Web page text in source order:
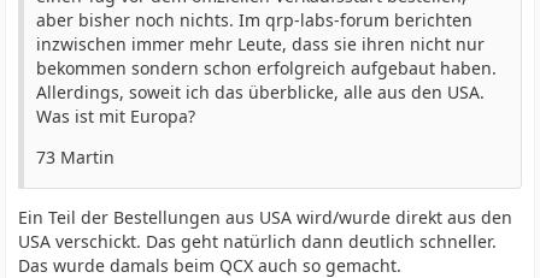
aber bisher noch nichts. Im qrp-labs-forum berichten
inzwischen immer mehr Leute, dass sie ihren nicht nur
bekommen sondern schon erfolgreich aufgebaut haben.
Allerdings, soweit ich das überblicke, alle aus den USA.
Was ist mit Europa?
73 Martin
Ein Teil der Bestellungen aus USA wird/wurde direkt aus den
USA verschickt. Das geht natürlich dann deutlich schneller.
Das wurde damals beim QCX auch so gemacht.